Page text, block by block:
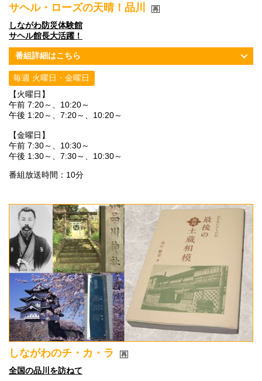
サヘル・ローズの天晴！品川
しながわ防災体験館
サヘル館長大活躍！
番組詳細はこちら
毎週 火曜日・金曜日
【火曜日】
午前 7:20～、10:20～
午後 1:20～、7:20～、10:20～
【金曜日】
午前 7:30～、10:30～
午後 1:30～、7:30～、10:30～
番組放送時間：10分
しながわのチ・カ・ラ
全国の品川を訪ねて